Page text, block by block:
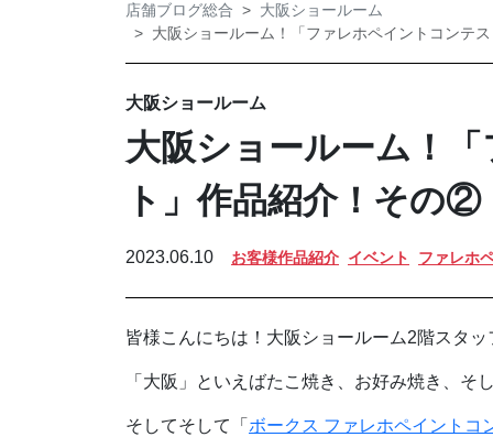
店舗ブログ総合
大阪ショールーム
大阪ショールーム！「ファレホペイントコンテ
大阪ショールーム
大阪ショールーム！
ト」作品紹介！その
2023.06.10 お客様作品紹介 イベント ファレホ
皆様こんにちは！大阪ショールーム2階スタッ
「大阪」といえばたこ焼き、お好み焼き、そ
そしてそして「 ボークス ファレホペイントコ